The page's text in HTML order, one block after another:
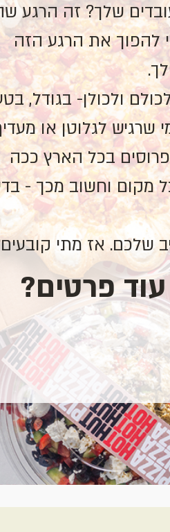
שלך? זה הרגע
להפוך את הרגע הזה
ולכולן- בגודל,
שרגיש לגלוטן או
פרוסים בכל הארץ ככה
מקום וחשוב מכך -
שלכם. אז מתי
פרטים?